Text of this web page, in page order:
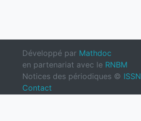
Développé par Mathdoc
en partenariat avec le RNBM
Notices des périodiques © ISSN
Contact